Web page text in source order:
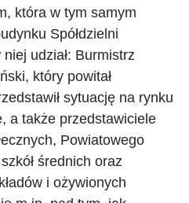
która w tym samym
Spółdzielni
udział: Burmistrz
który powitał
sytuację na rynku
a także przedstawiciele
Powiatowego
średnich oraz
i ożywionych